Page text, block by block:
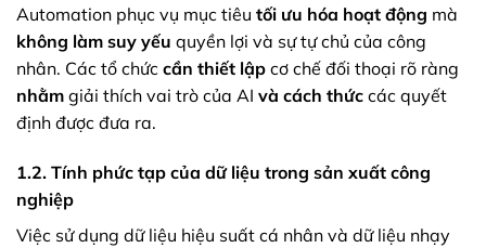
Automation phục vụ mục tiêu tối ưu hóa hoạt động mà
không làm suy yếu quyền lợi và sự tự chủ của công
nhân. Các tổ chức cần thiết lập cơ chế đối thoại rõ ràng
nhằm giải thích vai trò của AI và cách thức các quyết
định được đưa ra.
1.2. Tính phức tạp của dữ liệu trong sản xuất công
nghiệp
Việc sử dụng dữ liệu hiệu suất cá nhân và dữ liệu nhạy